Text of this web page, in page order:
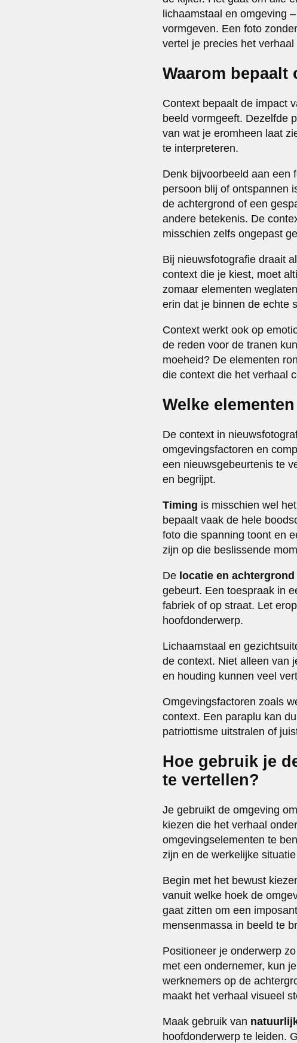
lichaamstaal en omgeving
vormgeven. Een foto
vertel je precies het
Waarom
Context bepaalt de impact
beeld vormgeeft. Dezelfde
van wat je eromheen laat
te interpreteren.
Denk bijvoorbeeld aan een
persoon blij of ontspannen
de achtergrond of een
andere betekenis. De
misschien zelfs ongepast
Bij nieuwsfotografie draait
context die je kiest, moet
zomaar elementen
erin dat je binnen de echte
Context werkt ook op
de reden voor de tranen
moeheid? De elementen
die context die het verhaal
Welke
De context in
omgevingsfactoren en
een nieuwsgebeurtenis te
en begrijpt.
Timing is misschien wel
bepaalt vaak de hele
foto die spanning toont en
zijn op die beslissende
De locatie en achtergrond
gebeurt. Een toespraak in
fabriek of op straat. Let
hoofdonderwerp.
Lichaamstaal en
de context. Niet alleen van
en houding kunnen veel
Omgevingsfactoren zoals
context. Een paraplu kan
patriottisme uitstralen of
Hoe gebruik je
te vertellen?
Je gebruikt de omgeving
kiezen die het verhaal
omgevingselementen te
zijn en de werkelijke
Begin met het bewust
vanuit welke hoek de
gaat zitten om een
mensenmassa in beeld te
Positioneer je onderwerp
met een ondernemer, kun
werknemers op de
maakt het verhaal visueel
Maak gebruik van
hoofdonderwerp te leiden.